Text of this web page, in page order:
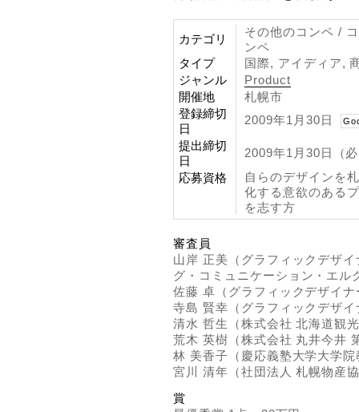
カテゴリ
その他のコンペ /
ンペ
タイプ
国際, アイディア,
ジャンル
Product
開催地
札幌市
登録締切
日
2009年1月30日
提出締切
日
2009年1月30日（
応募資格
自らのデザインを
化する意欲のある
を志す方
審査員
山岸 正美（グラフィックデザ
グ・コミュニケーション・エル
佐藤 卓（グラフィックデザイナ
寺島 賢幸（グラフィックデザイ
清水 哲生（株式会社 北海道観
荒木 英樹（株式会社 丸井今井
林 美香子（慶応義塾大学大学
宮川 清年（社団法人 札幌物産
賞